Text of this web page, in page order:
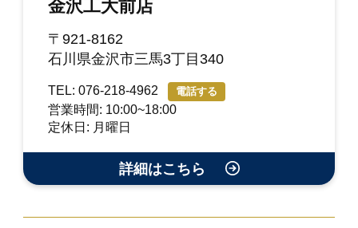
金沢工大前店
〒921-8162
石川県金沢市三馬3丁目340
TEL: 076-218-4962 電話する
営業時間: 10:00~18:00
定休日: 月曜日
詳細はこちら